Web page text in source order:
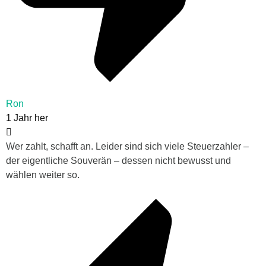
Ron
1 Jahr her
Wer zahlt, schafft an. Leider sind sich viele Steuerzahler –
der eigentliche Souverän – dessen nicht bewusst und
wählen weiter so.